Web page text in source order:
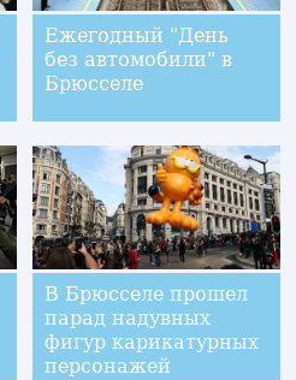
Ежегодный "День
без автомобили" в
Брюсселе
В Брюсселе прошел
парад надувных
фигур карикатурных
персонажей